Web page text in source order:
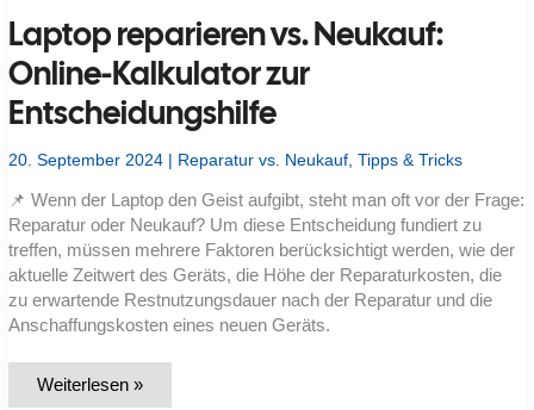
Vielseitigkeit
und
Leistung
in
Design
Laptop reparieren vs. Neukauf:
Online-Kalkulator zur
Entscheidungshilfe
20. September 2024 Reparatur vs. Neukauf ,Tipps & Tricks
📌 Wenn der Laptop den Geist aufgibt, steht man oft vor der Frage:
Reparatur oder Neukauf? Um diese Entscheidung fundiert zu
treffen, müssen mehrere Faktoren berücksichtigt werden, wie der
aktuelle Zeitwert des Geräts, die Höhe der Reparaturkosten, die
zu erwartende Restnutzungsdauer nach der Reparatur und die
Anschaffungskosten eines neuen Geräts.
Laptop
Weiterlesen »